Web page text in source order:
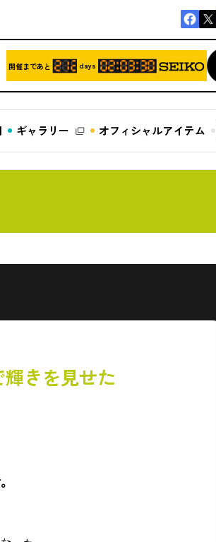
開催まであと days
ギャラリー オフィシャルアイテム
きを見せた